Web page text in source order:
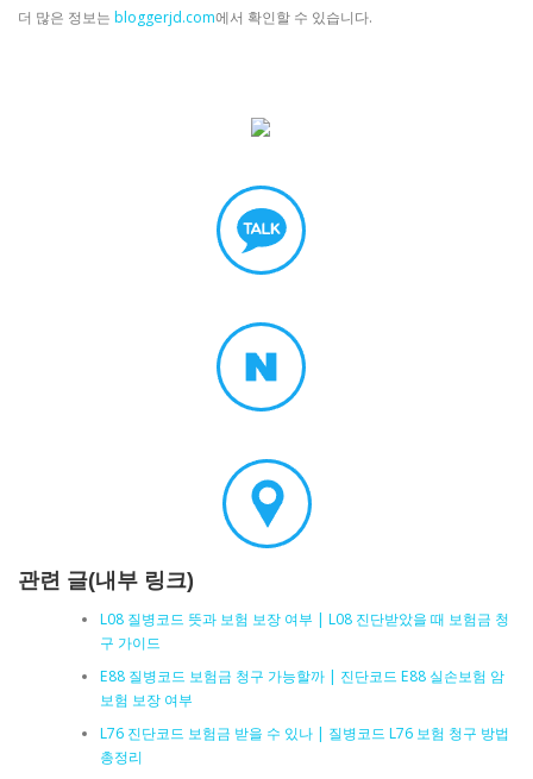
더 많은 정보는 bloggerjd.com에서 확인할 수 있습니다.
관련 글(내부 링크)
L08 질병코드 뜻과 보험 보장 여부 | L08 진단받았을 때 보험금 청
구 가이드
E88 질병코드 보험금 청구 가능할까 | 진단코드 E88 실손보험 암
보험 보장 여부
L76 진단코드 보험금 받을 수 있나 | 질병코드 L76 보험 청구 방법
총정리